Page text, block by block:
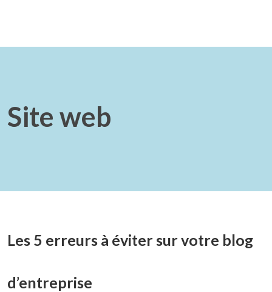
Site web
Les 5 erreurs à éviter sur votre blog
d’entreprise